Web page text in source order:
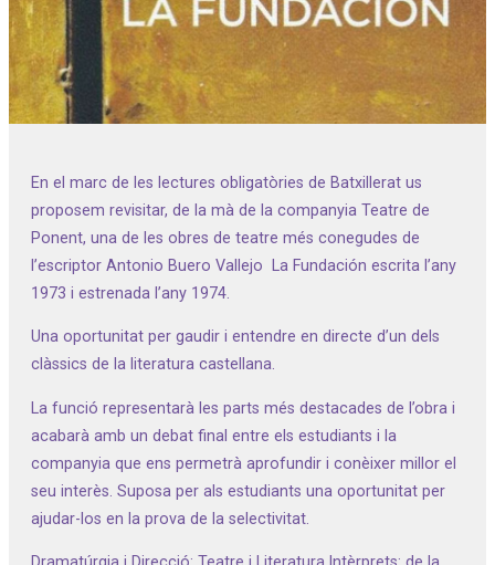
En el marc de les lectures obligatòries de Batxillerat us
proposem revisitar, de la mà de la companyia Teatre de
Ponent, una de les obres de teatre més conegudes de
l’escriptor Antonio Buero Vallejo La Fundación escrita l’any
1973 i estrenada l’any 1974.
Una oportunitat per gaudir i entendre en directe d’un dels
clàssics de la literatura castellana.
La funció representarà les parts més destacades de l’obra i
acabarà amb un debat final entre els estudiants i la
companyia que ens permetrà aprofundir i conèixer millor el
seu interès. Suposa per als estudiants una oportunitat per
ajudar-los en la prova de la selectivitat.